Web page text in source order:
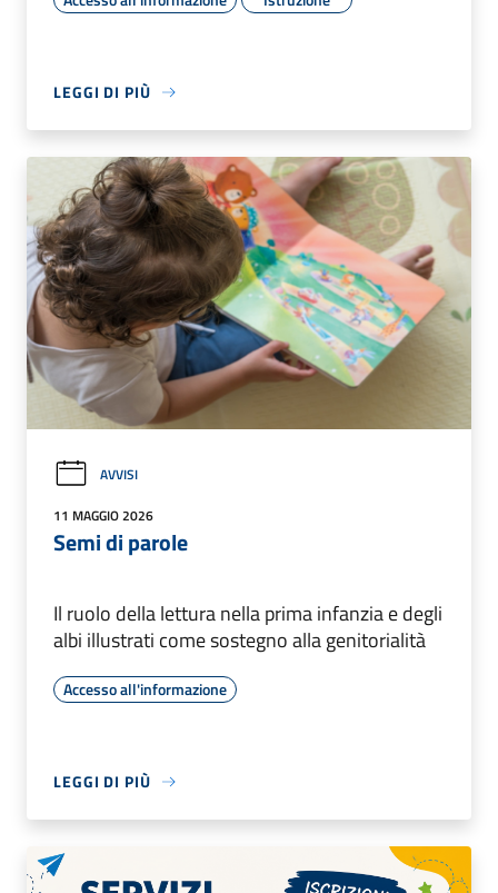
LEGGI DI PIÙ
AVVISI
11 MAGGIO 2026
Semi di parole
Il ruolo della lettura nella prima infanzia e degli
albi illustrati come sostegno alla genitorialità
Accesso all'informazione
LEGGI DI PIÙ